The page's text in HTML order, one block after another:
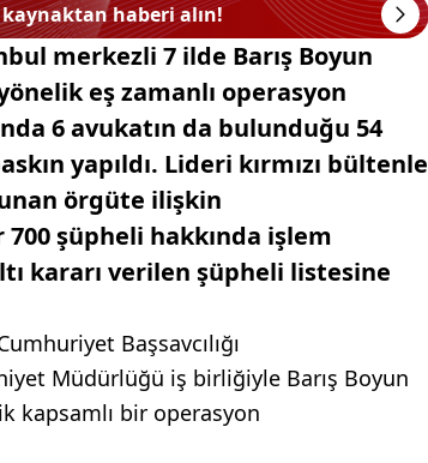
kaynaktan haberi alın!
merkezli 7 ilde Barış Boyun
eş zamanlı operasyon
6 avukatın da bulunduğu 54
yapıldı. Lideri kırmızı bültenle
örgüte ilişkin
şüpheli hakkında işlem
kararı verilen şüpheli listesine
Başsavcılığı
Müdürlüğü iş birliğiyle Barış Boyun
kapsamlı bir operasyon